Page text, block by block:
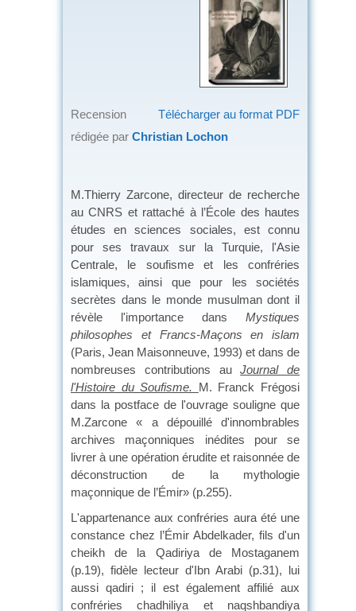
Télécharger au format PDF
Recension
rédigée par Christian Lochon
M.Thierry Zarcone, directeur de recherche
au CNRS et rattaché à l’École des hautes
études en sciences sociales, est connu
pour ses travaux sur la Turquie, l'Asie
Centrale, le soufisme et les confréries
islamiques, ainsi que pour les sociétés
secrètes dans le monde musulman dont il
révèle l'importance dans Mystiques
philosophes et Francs-Maçons en islam
(Paris, Jean Maisonneuve, 1993) et dans de
nombreuses contributions auJournal de
l'Histoire du Soufisme. M. Franck Frégosi
dans la postface de l'ouvrage souligne que
M.Zarcone « a dépouillé d'innombrables
archives maçonniques inédites pour se
livrer à une opération érudite et raisonnée de
déconstruction de la mythologie
maçonnique de l’Émir» (p.255).
L'appartenance aux confréries aura été une
constance chez l’Émir Abdelkader, fils d'un
cheikh de la Qadiriya de Mostaganem
(p.19), fidèle lecteur d'Ibn Arabi (p.31), lui
aussi qadiri ; il est également affilié aux
confréries chadhiliya et naqshbandiya